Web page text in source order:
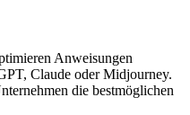
Anweisungen
Claude oder Midjourney.
die bestmöglichen